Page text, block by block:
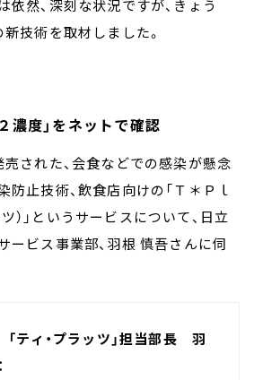
然、深刻な状況ですが、きょう
技術を取材しました。
濃度」をネットで確認
売された、会食などでの感染が懸念
防止技術、飲食店向けの「Ｔ＊Ｐｌ
）」というサービスについて、日立
ービス事業部、羽根 慎吾さんに伺
ティ・プラッツ」担当部長 羽